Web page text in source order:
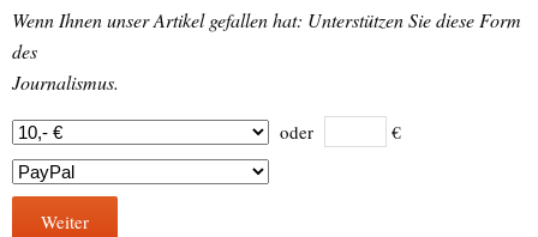
Wenn Ihnen unser Artikel gefallen hat: Unterstützen Sie diese Form
des
Journalismus.
oder €
Weiter